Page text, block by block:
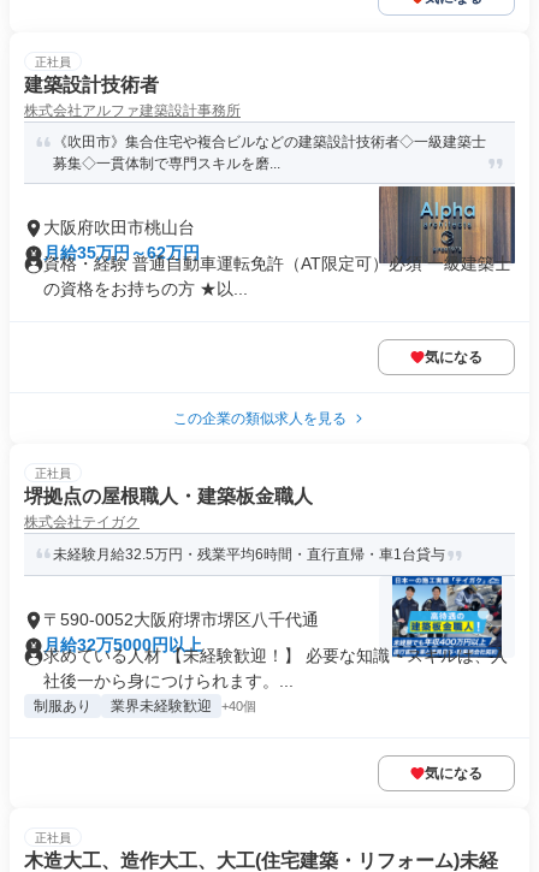
正社員
建築設計技術者
株式会社アルファ建築設計事務所
《吹田市》集合住宅や複合ビルなどの建築設計技術者◇一級建築士
募集◇一貫体制で専門スキルを磨...
大阪府吹田市桃山台
月給35万円～62万円
資格・経験 普通自動車運転免許（AT限定可）必須 一級建築士
の資格をお持ちの方 ★以...
気になる
この企業の類似求人を見る
正社員
堺拠点の屋根職人・建築板金職人
株式会社テイガク
未経験月給32.5万円・残業平均6時間・直行直帰・車1台貸与
〒590-0052大阪府堺市堺区八千代通
月給32万5000円以上
求めている人材 【未経験歓迎！】 必要な知識・スキルは、入
社後一から身につけられます。...
制服あり 業界未経験歓迎 +40個
気になる
正社員
木造大工、造作大工、大工(住宅建築・リフォーム)未経